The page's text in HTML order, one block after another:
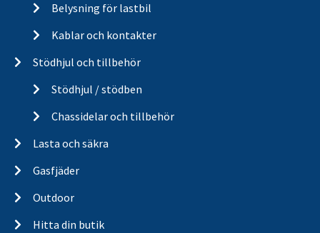
Belysning för lastbil
Kablar och kontakter
Stödhjul och tillbehör
Stödhjul / stödben
Chassidelar och tillbehör
Lasta och säkra
Gasfjäder
Outdoor
Hitta din butik